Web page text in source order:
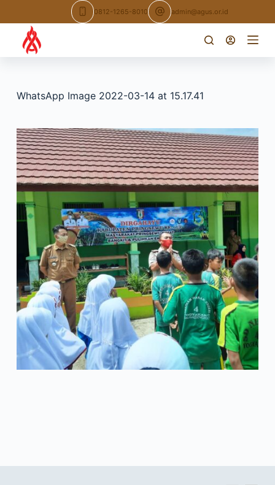
to
content
0812-1265-8010 admin@agus.or.id
WhatsApp Image 2022-03-14 at 15.17.41